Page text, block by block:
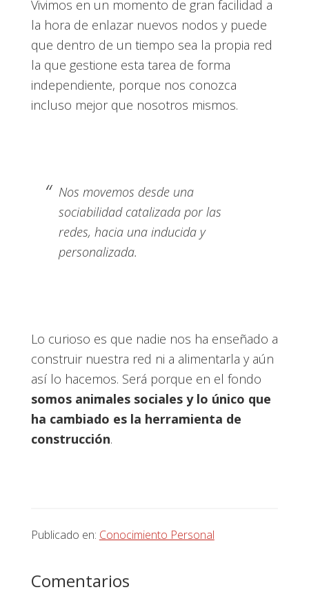
Vivimos en un momento de gran facilidad a
la hora de enlazar nuevos nodos y puede
que dentro de un tiempo sea la propia red
la que gestione esta tarea de forma
independiente, porque nos conozca
incluso mejor que nosotros mismos.
Nos movemos desde una
sociabilidad catalizada por las
redes, hacia una inducida y
personalizada.
Lo curioso es que nadie nos ha enseñado a
construir nuestra red ni a alimentarla y aún
así lo hacemos. Será porque en el fondo
somos animales sociales y lo único que
ha cambiado es la herramienta de
construcción.
Publicado en: Conocimiento Personal
Interacciones
Comentarios